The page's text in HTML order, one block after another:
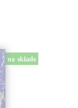
na sklade